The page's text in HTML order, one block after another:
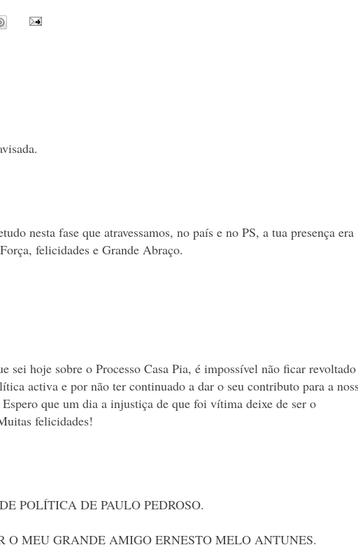
nesta fase que atravessamos, no país e no PS, a tua presença era
felicidades e Grande Abraço.
sei hoje sobre o Processo Casa Pia, é impossível não ficar revoltado
activa e por não ter continuado a dar o seu contributo para a
que um dia a injustiça de que foi vítima deixe de ser o
felicidades!
POLÍTICA DE PAULO PEDROSO.
O MEU GRANDE AMIGO ERNESTO MELO ANTUNES.